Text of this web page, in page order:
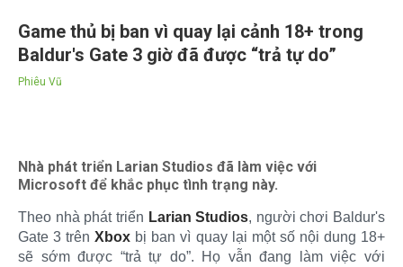
Game thủ bị ban vì quay lại cảnh 18+ trong
Baldur's Gate 3 giờ đã được “trả tự do”
Phiêu Vũ
Nhà phát triển Larian Studios đã làm việc với
Microsoft để khắc phục tình trạng này.
Theo nhà phát triển Larian Studios, người chơi Baldur's
Gate 3 trênXbox bị ban vì quay lại một số nội dung 18+
sẽ sớm được “trả tự do”. Họ vẫn đang làm việc với